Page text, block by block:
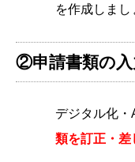
を作成しまし
②申請書類の入
デジタル化・
類を訂正・差